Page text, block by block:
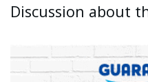
Discussion about